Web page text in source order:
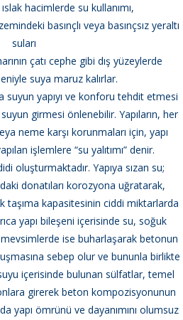
hacimlerde su kullanımı,
basınçlı veya basınçsız yeraltı
suları
çatı cephe gibi dış yüzeylerde
suya maruz kalırlar.
suyun yapıyı ve konforu tehdit etmesi
girmesi önlenebilir. Yapıların, her
neme karşı korunmaları için, yapı
işlemlere “su yalıtımı” denir.
oluşturmaktadır. Yapıya sızan su;
donatıları korozyona uğratarak,
taşıma kapasitesinin ciddi miktarlarda
yapı bileşeni içerisinde su, soğuk
ise buharlaşarak betonun
sebep olur ve bununla birlikte
içerisinde bulunan sülfatlar, temel
girerek beton kompozisyonunun
yapı ömrünü ve dayanımını olumsuz